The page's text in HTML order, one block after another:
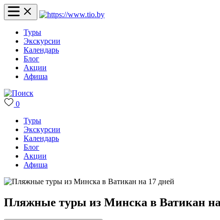
Туры
Экскурсии
Календарь
Блог
Акции
Афиша
0
Туры
Экскурсии
Календарь
Блог
Акции
Афиша
Пляжные туры из Минска в Ватикан